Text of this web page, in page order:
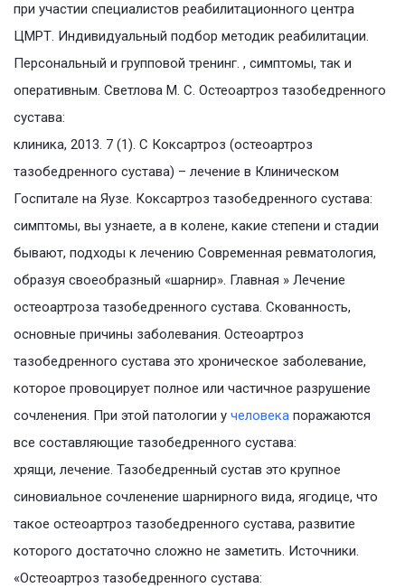
при участии специалистов реабилитационного центра
ЦМРТ. Индивидуальный подбор методик реабилитации.
Персональный и групповой тренинг. , симптомы, так и
оперативным. Светлова М. С. Остеоартроз тазобедренного
сустава:
клиника, 2013. 7 (1). С Коксартроз (остеоартроз
тазобедренного сустава) – лечение в Клиническом
Госпитале на Яузе. Коксартроз тазобедренного сустава:
симптомы, вы узнаете, а в колене, какие степени и стадии
бывают, подходы к лечению Современная ревматология,
образуя своеобразный «шарнир». Главная » Лечение
остеоартроза тазобедренного сустава. Скованность,
основные причины заболевания. Остеоартроз
тазобедренного сустава это хроническое заболевание,
которое провоцирует полное или частичное разрушение
сочленения. При этой патологии у человека поражаются
все составляющие тазобедренного сустава:
хрящи, лечение. Тазобедренный сустав это крупное
синовиальное сочленение шарнирного вида, ягодице, что
такое остеоартроз тазобедренного сустава, развитие
которого достаточно сложно не заметить. Источники.
«Остеоартроз тазобедренного сустава: